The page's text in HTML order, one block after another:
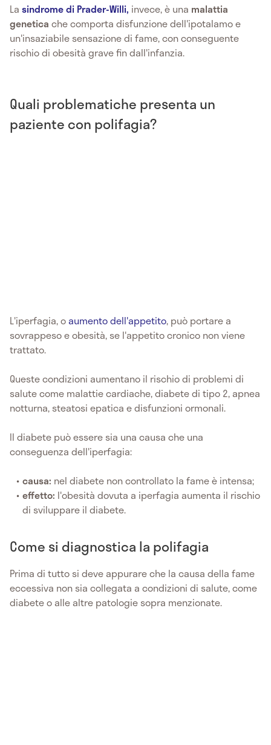
La sindrome di Prader-Willi, invece, è una malattia
genetica che comporta disfunzione dell'ipotalamo e
un'insaziabile sensazione di fame, con conseguente
rischio di obesità grave fin dall'infanzia.
Quali problematiche presenta un
paziente con polifagia?
L'iperfagia, oaumento dell'appetito, può portare a
sovrappeso e obesità, se l'appetito cronico non viene
trattato.
Queste condizioni aumentano il rischio di problemi di
salute come malattie cardiache, diabete di tipo 2, apnea
notturna, steatosi epatica e disfunzioni ormonali.
Il diabete può essere sia una causa che una
conseguenza dell'iperfagia:
causa: nel diabete non controllato la fame è intensa;
effetto: l'obesità dovuta a iperfagia aumenta il rischio
di sviluppare il diabete.
Come si diagnostica la polifagia
Prima di tutto si deve appurare che la causa della fame
eccessiva non sia collegata a condizioni di salute, come
diabete o alle altre patologie sopra menzionate.